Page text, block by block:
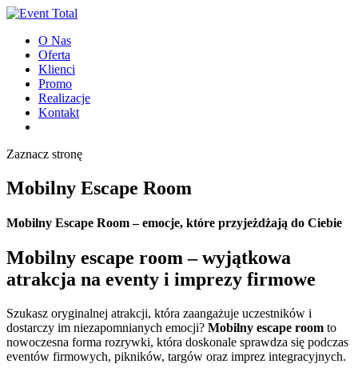
O Nas
Oferta
Klienci
Promo
Realizacje
Kontakt
Zaznacz stronę
Mobilny Escape Room
Mobilny Escape Room – emocje, które przyjeżdżają do Ciebie
Mobilny escape room – wyjątkowa
atrakcja na eventy i imprezy firmowe
Szukasz oryginalnej atrakcji, która zaangażuje uczestników i
dostarczy im niezapomnianych emocji? Mobilny escape room to
nowoczesna forma rozrywki, która doskonale sprawdza się podczas
eventów firmowych, pikników, targów oraz imprez integracyjnych.